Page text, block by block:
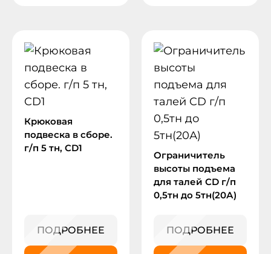
Крюковая
подвеска в сборе.
г/п 5 тн, CD1
ПОДРОБНЕЕ
Ограничитель
высоты подъема
для талей CD г/п
0,5тн до 5тн(20А)
ПОДРОБНЕЕ